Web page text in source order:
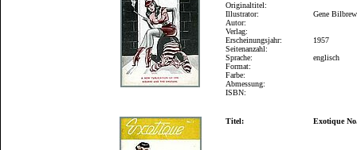
Originaltitel:
Illustrator:
Autor:
Verlag:
Erscheinungsjahr:
Seitenanzahl:
Sprache:
Format:
Farbe:
Abmessung:
ISBN:
Gene Bilbrew
1957
englisch
Titel: Exotique